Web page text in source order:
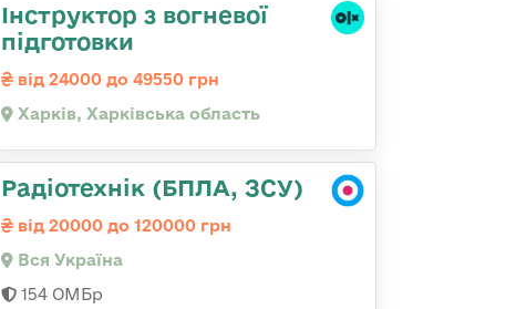
Інструктор з вогневої
підготовки
від 24000 до 49550 грн
Харків, Харківська область
Радіотехнік (БПЛА, ЗСУ)
від 20000 до 120000 грн
Вся Україна
154 ОМБр